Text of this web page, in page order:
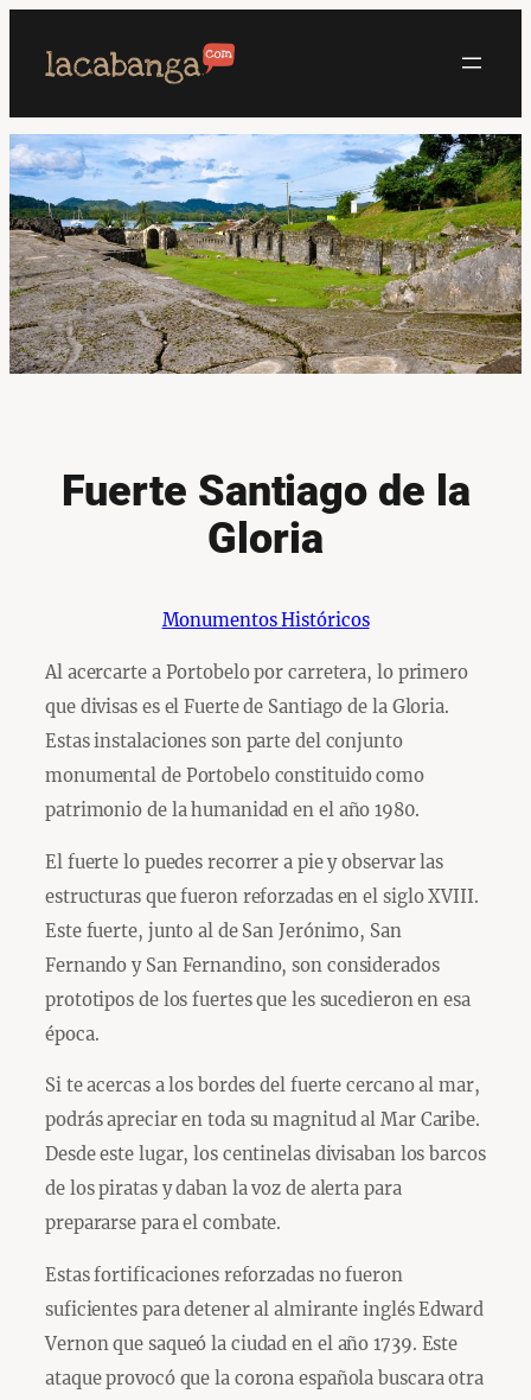
Fuerte Santiago de la
Gloria
Monumentos Históricos
Al acercarte a Portobelo por carretera, lo primero
que divisas es el Fuerte de Santiago de la Gloria.
Estas instalaciones son parte del conjunto
monumental de Portobelo constituido como
patrimonio de la humanidad en el año 1980.
El fuerte lo puedes recorrer a pie y observar las
estructuras que fueron reforzadas en el siglo XVIII.
Este fuerte, junto al de San Jerónimo, San
Fernando y San Fernandino, son considerados
prototipos de los fuertes que les sucedieron en esa
época.
Si te acercas a los bordes del fuerte cercano al mar,
podrás apreciar en toda su magnitud al Mar Caribe.
Desde este lugar, los centinelas divisaban los barcos
de los piratas y daban la voz de alerta para
prepararse para el combate.
Estas fortificaciones reforzadas no fueron
suficientes para detener al almirante inglés Edward
Vernon que saqueó la ciudad en el año 1739. Este
ataque provocó que la corona española buscara otra